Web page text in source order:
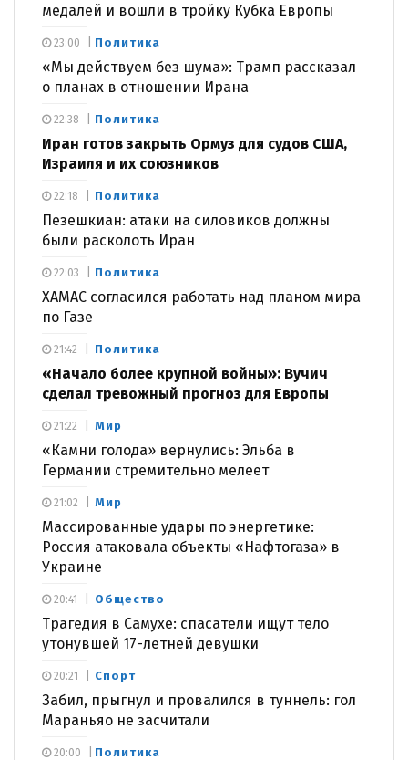
медалей и вошли в тройку Кубка Европы
Политика
«Мы действуем без шума»: Трамп рассказал
о планах в отношении Ирана
23:00
Политика
Иран готов закрыть Ормуз для судов США,
Израиля и их союзников
22:38
Политика
Пезешкиан: атаки на силовиков должны
были расколоть Иран
22:18
Политика
ХАМАС согласился работать над планом мира
по Газе
22:03
Политика
«Начало более крупной войны»: Вучич
сделал тревожный прогноз для Европы
21:42
Мир
«Камни голода» вернулись: Эльба в
Германии стремительно мелеет
21:22
Мир
Массированные удары по энергетике:
Россия атаковала объекты «Нафтогаза» в
Украине
21:02
Общество
Трагедия в Самухе: спасатели ищут тело
утонувшей 17-летней девушки
20:41
Спорт
Забил, прыгнул и провалился в туннель: гол
Мараньяо не засчитали
20:21
Политика
20:00